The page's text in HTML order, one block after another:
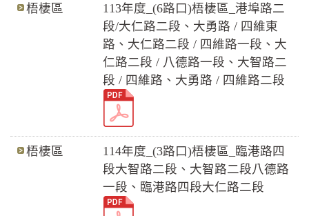
梧棲區
113年度_(6路口)梧棲區_港埠路二
段/大仁路二段、大勇路 / 四維東
路、大仁路二段 / 四維路一段、大
仁路二段 / 八德路一段、大智路二
段 / 四維路、大勇路 / 四維路二段
梧棲區
114年度_(3路口)梧棲區_臨港路四
段大智路二段、大智路二段八德路
一段、臨港路四段大仁路二段